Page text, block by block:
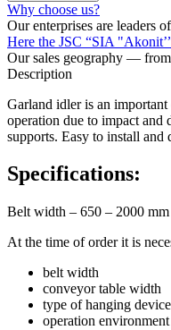
Why choose us?
Our enterprises are leaders
Here the JSC “SIA
Our sales geography —
Description
Garland idler is an
operation due to impact and
supports. Easy to install and
Specifications:
Belt width – 650 – 2000 mm
At the time of order it is
belt width
conveyor table width
type of hanging
operation